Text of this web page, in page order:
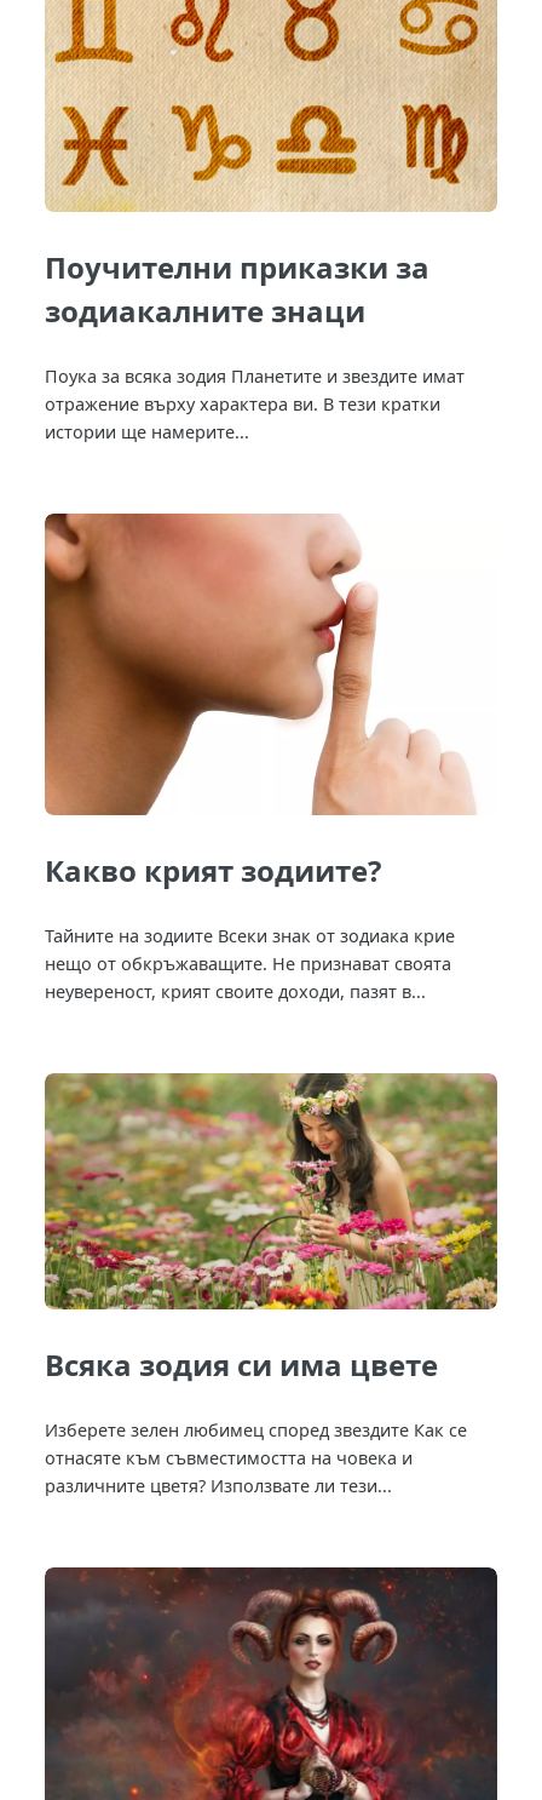
Поучителни приказки за
зодиакалните знаци
Поука за всяка зодия Планетите и звездите имат
отражение върху характера ви. В тези кратки
истории ще намерите...
Какво крият зодиите?
Тайните на зодиите Всеки знак от зодиака крие
нещо от обкръжаващите. Не признават своята
неувереност, крият своите доходи, пазят в...
Всяка зодия си има цвете
Изберете зелен любимец според звездите Как се
отнасяте към съвместимостта на човека и
различните цветя? Използвате ли тези...